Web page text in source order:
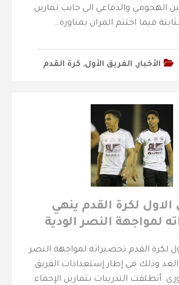
والدفاعي الى جانب تمارين
فيما اختتم المران بمناورة…
الأخبار, الفريق الأول, كرة القدم
الاول لكرة القدم ينهي
لمواجهة النصر الودية
لكرة القدم تحضيراته لمواجهة النصر
وذلك في إطار إستعدادات الفريق
أنطلقت التدريبات بتمارين الإحماء